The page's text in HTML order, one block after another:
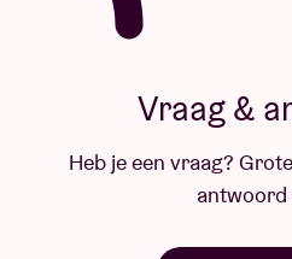
Vraag &
Heb je een vraag?